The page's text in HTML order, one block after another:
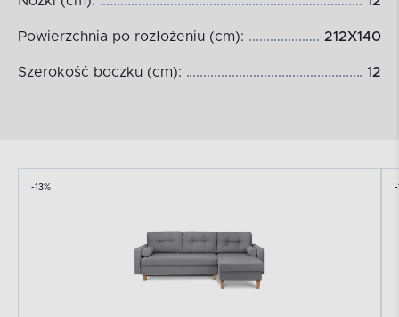
Powierzchnia po rozłożeniu (cm): 212X140
Szerokość boczku (cm): 12
-13% -